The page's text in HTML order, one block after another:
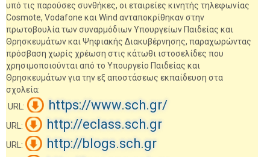
υπό τις παρούσες συνθήκες, οι εταιρείες κινητής τηλεφωνίας
Cosmote, Vodafone και Wind ανταποκρίθηκαν στην
πρωτοβουλία των συναρμόδιων Υπουργείων Παιδείας και
Θρησκευμάτων και Ψηφιακής Διακυβέρνησης, παραχωρώντας
πρόσβαση χωρίς χρέωση στις κάτωθι ιστοσελίδες που
χρησιμοποιούνται από το Υπουργείο Παιδείας και
Θρησκευμάτων για την εξ αποστάσεως εκπαίδευση στα
σχολεία:
URL:
https://www.sch.gr/
URL: http://eclass.sch.gr
URL: http://blogs.sch.gr